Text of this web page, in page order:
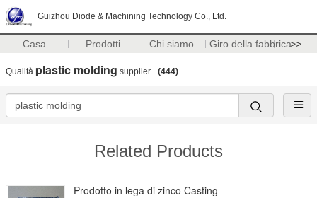
Guizhou Diode & Machining Technology Co., Ltd.
Casa Prodotti Chi siamo Giro della fabbrica>>
Qualità plastic molding supplier. (444)
Related Products
Prodotto in lega di zinco Casting